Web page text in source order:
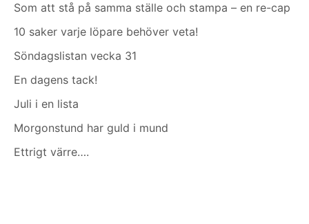
Som att stå på samma ställe och stampa – en re-cap
10 saker varje löpare behöver veta!
Söndagslistan vecka 31
En dagens tack!
Juli i en lista
Morgonstund har guld i mund
Ettrigt värre….